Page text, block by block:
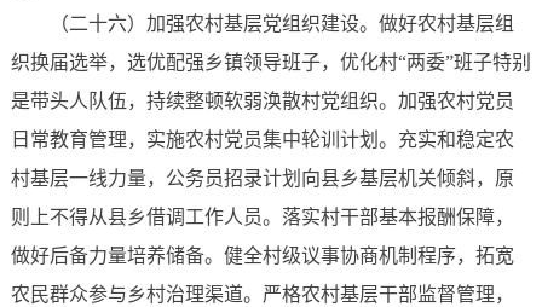
（二十六）加强农村基层党组织建设。做好农村基层组
织换届选举，选优配强乡镇领导班子，优化村“两委”班子特别
是带头人队伍，持续整顿软弱涣散村党组织。加强农村党员
日常教育管理，实施农村党员集中轮训计划。充实和稳定农
村基层一线力量，公务员招录计划向县乡基层机关倾斜，原
则上不得从县乡借调工作人员。落实村干部基本报酬保障，
做好后备力量培养储备。健全村级议事协商机制程序，拓宽
农民群众参与乡村治理渠道。严格农村基层干部监督管理，